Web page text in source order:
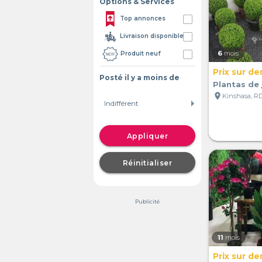
Top annonces
Livraison disponible
Produit neuf
Posté il y a moins de
Appliquer
Réinitialiser
Publicité
6 mois
Prix sur
Plantas de
location_on Kinshasa,
11 mois
Prix sur